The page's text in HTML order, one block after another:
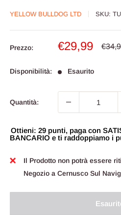
YELLOW BULLDOG LTD SKU:
Prezzo:
Prezzo
€29,99
Disponibilità: Esaurito
Quantità:
Ottieni: 29 punti, paga con
BANCARIO e ti raddoppiamo i
Il Prodotto non potrà essere
Negozio a Cernusco Sul